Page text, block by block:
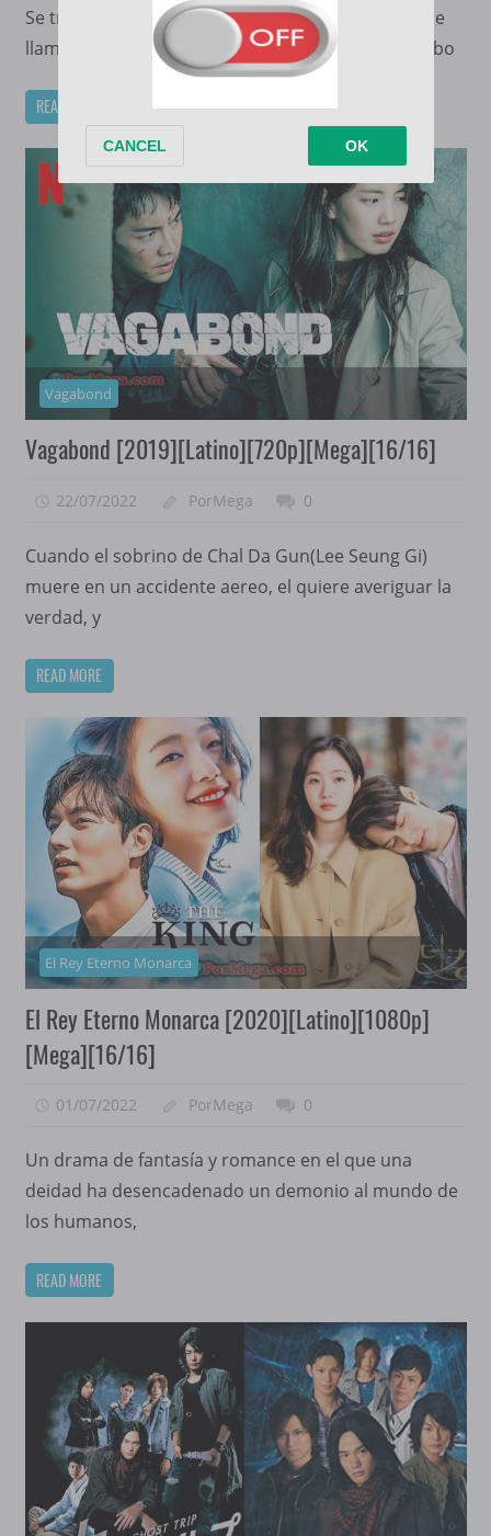
Se trata acerca de un cerebro criminal que se hace
llamar «El profesor» tiene un plan para llevar a cabo
READ MORE
Vagabond
Vagabond [2019][Latino][720p][Mega][16/16]
22/07/2022 PorMega 0
Cuando el sobrino de Chal Da Gun(Lee Seung Gi)
muere en un accidente aereo, el quiere averiguar la
verdad, y
READ MORE
El Rey Eterno Monarca
El Rey Eterno Monarca [2020][Latino][1080p]
[Mega][16/16]
01/07/2022 PorMega 0
Un drama de fantasía y romance en el que una
deidad ha desencadenado un demonio al mundo de
los humanos,
READ MORE